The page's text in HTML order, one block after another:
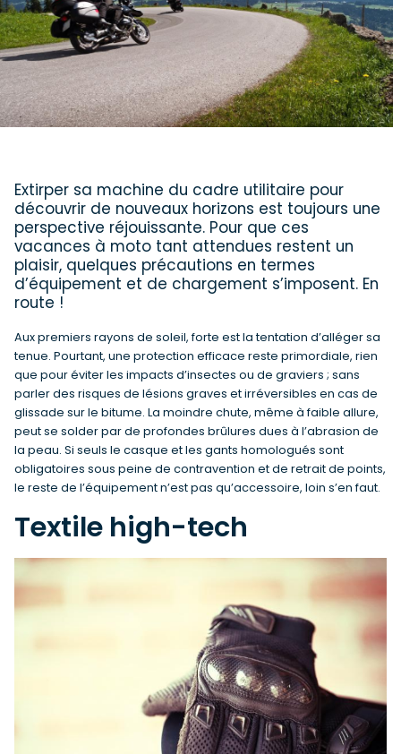
Extirper sa machine du cadre utilitaire pour
découvrir de nouveaux horizons est toujours une
perspective réjouissante. Pour que ces
vacances à moto tant attendues restent un
plaisir, quelques précautions en termes
d’équipement et de chargement s’imposent. En
route !
Aux premiers rayons de soleil, forte est la tentation d’alléger sa
tenue. Pourtant, une protection efficace reste primordiale, rien
que pour éviter les impacts d’insectes ou de graviers ; sans
parler des risques de lésions graves et irréversibles en cas de
glissade sur le bitume. La moindre chute, même à faible allure,
peut se solder par de profondes brûlures dues à l’abrasion de
la peau. Si seuls le casque et les gants homologués sont
obligatoires sous peine de contravention et de retrait de points,
le reste de l’équipement n’est pas qu’accessoire, loin s’en faut.
Textile high-tech